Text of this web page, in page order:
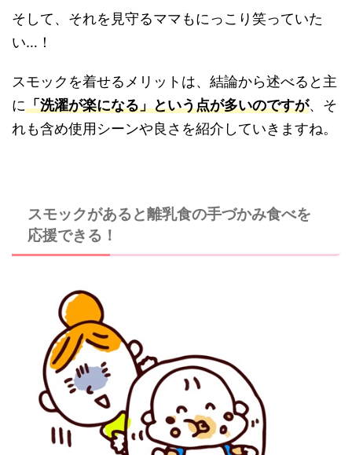
そして、それを見守るママもにっこり笑っていた
い…！
スモックを着せるメリットは、結論から述べると主
に「洗濯が楽になる」という点が多いのですが、そ
れも含め使用シーンや良さを紹介していきますね。
スモックがあると離乳食の手づかみ食べを
応援できる！